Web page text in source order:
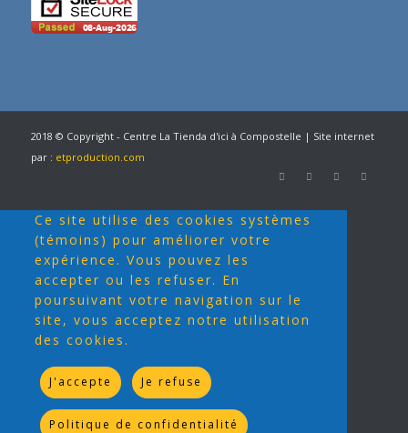
2018 © Copyright - Centre La Tienda d'ici à Compostelle | Site internet
par : etproduction.com
Ce site utilise des cookies systèmes
(témoins) pour améliorer votre
expérience. Vous pouvez les
accepter ou les refuser. En
poursuivant votre navigation sur le
site, vous acceptez notre utilisation
des cookies.
J'accepte Je refuse
Politique de confidentialité